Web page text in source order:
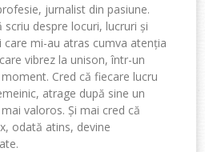
jurnalist din pasiune.
scriu despre locuri, lucruri și
care mi-au atras cumva atenția
vibrez la unison, într-un
Cred că fiecare lucru
atrage după sine un
valoros. Și mai cred că
odată atins, devine